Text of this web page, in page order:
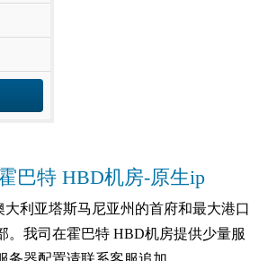
巴特 HBD机房-原生ip
大利亚塔斯马尼亚州的首府和最大港口
。我司在霍巴特 HBD机房提供少量服